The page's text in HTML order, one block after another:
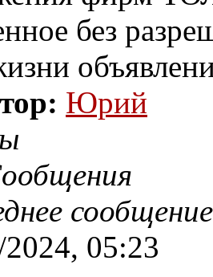
без
Юрий
сообщение
05:23